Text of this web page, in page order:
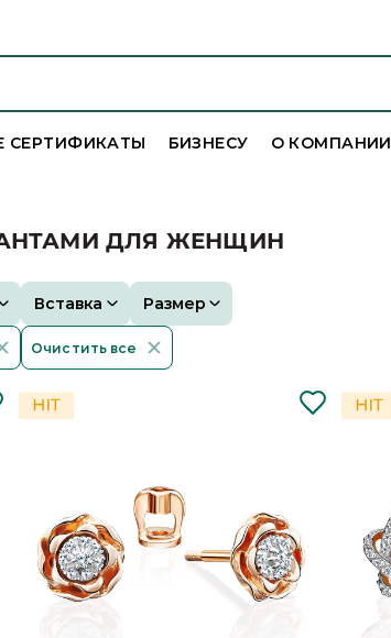
СЕРТИФИКАТЫ БИЗНЕСУ О КОМПАНИИ
ДЛЯ ЖЕНЩИН
Вставка Размер
Очистить все